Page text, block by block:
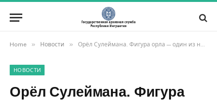
Home » Новости » Орёл Сулеймана. Фигура орла — один из национальных символов Ингушетии
НОВОСТИ
Орёл Сулеймана. Фигура